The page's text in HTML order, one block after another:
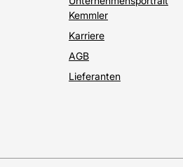
Kemmler
Karriere
AGB
Lieferanten